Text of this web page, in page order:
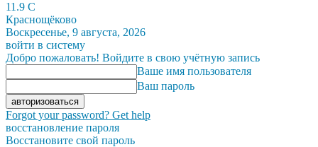
11.9 C
Краснощёково
Воскресенье, 9 августа, 2026
войти в систему
Добро пожаловать! Войдите в свою учётную запись
Ваше имя пользователя
Ваш пароль
Forgot your password? Get help
восстановление пароля
Восстановите свой пароль